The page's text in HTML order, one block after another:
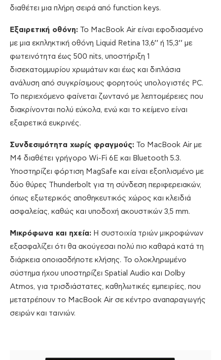
διαθέτει μια πλήρη σειρά από function keys.
Εξαιρετική οθόνη: Το MacBook Air είναι εφοδιασμένο
με μια εκπληκτική οθόνη Liquid Retina 13,6’’ ή 15,3’’ με
φωτεινότητα έως 500 nits, υποστήριξη 1
δισεκατομμυρίου χρωμάτων και έως και διπλάσια
ανάλυση από συγκρίσιμους φορητούς υπολογιστές PC.
Το περιεχόμενο φαίνεται ζωντανό με λεπτομέρειες που
διακρίνονται πολύ εύκολα, ενώ και το κείμενο είναι
εξαιρετικά ευκρινές.
Συνδεσιμότητα χωρίς φραγμούς: Το MacBook Air με
M4 διαθέτει γρήγορο Wi-Fi 6E και Bluetooth 5.3.
Υποστηρίζει φόρτιση MagSafe και είναι εξοπλισμένο με
δύο θύρες Thunderbolt για τη σύνδεση περιφερειακών,
όπως εξωτερικός αποθηκευτικός χώρος και κλειδιά
ασφαλείας, καθώς και υποδοχή ακουστικών 3,5 mm.
Μικρόφωνα και ηχεία: Η συστοιχία τριών μικροφώνων
εξασφαλίζει ότι θα ακούγεσαι πολύ πιο καθαρά κατά τη
διάρκεια οποιασδήποτε κλήσης. Το ολοκληρωμένο
σύστημα ήχου υποστηρίζει Spatial Audio και Dolby
Atmos, για τρισδιάστατες, καθηλωτικές εμπειρίες, που
μετατρέπουν το MacBook Air σε κέντρο αναπαραγωγής
σειρών και ταινιών.